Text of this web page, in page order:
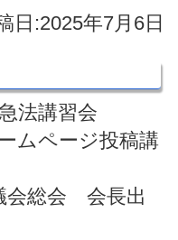
日:2025年7月6日
法講習会
ムページ投稿講
会総会 会長出